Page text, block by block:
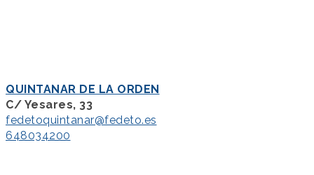
QUINTANAR DE LA ORDEN
C/ Yesares, 33
fedetoquintanar@fedeto.es
648034200